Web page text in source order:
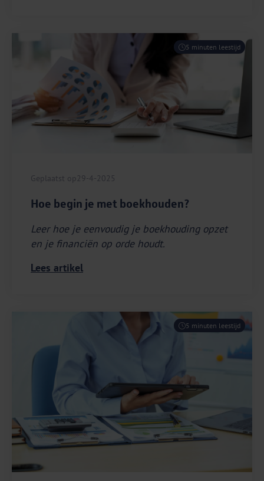
5 minuten leestijd
Geplaatst op 29-4-2025
Hoe begin je met boekhouden?
Leer hoe je eenvoudig je boekhouding opzet
en je financiën op orde houdt.
Lees artikel
5 minuten leestijd